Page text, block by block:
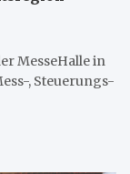
MesseHalle in
, Steuerungs-